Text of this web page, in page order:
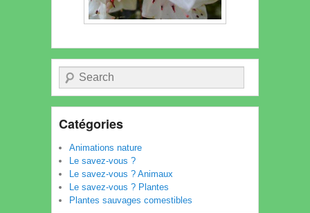
Recherche
Catégories
Animations nature
Le savez-vous ?
Le savez-vous ? Animaux
Le savez-vous ? Plantes
Plantes sauvages comestibles